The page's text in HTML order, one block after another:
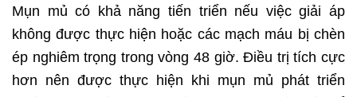
Mụn mủ có khả năng tiến triển nếu việc giải áp
không được thực hiện hoặc các mạch máu bị chèn
ép nghiêm trọng trong vòng 48 giờ. Điều trị tích cực
hơn nên được thực hiện khi mụn mủ phát triển